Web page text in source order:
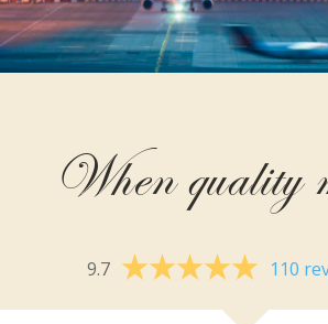
When quality
9.7 110